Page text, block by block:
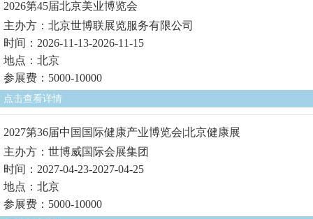
2026第45届北京美业博览会
主办方：北京世博联展览服务有限公司
时间：2026-11-13-2026-11-15
地点：北京
参展费：5000-10000
点击查看详情
2027第36届中国国际健康产业博览会|北京健康展
主办方：世博威国际会展集团
时间：2027-04-23-2027-04-25
地点：北京
参展费：5000-10000